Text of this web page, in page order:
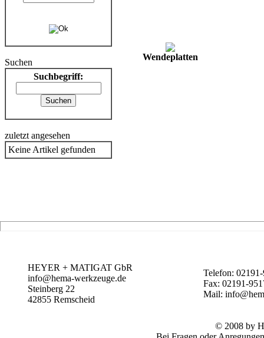
Suchen
Suchbegriff:
zuletzt angesehen
Keine Artikel gefunden
Wendeplatten
HEYER + MATIGAT GbR
info@hema-werkzeuge.de
Steinberg 22
42855 Remscheid
Telefon:
Fax: 02191-
Mail:
© 2008 by